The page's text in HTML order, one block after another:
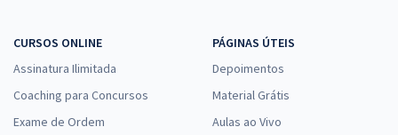
CURSOS ONLINE
Assinatura Ilimitada
Coaching para Concursos
Exame de Ordem
PÁGINAS ÚTEIS
Depoimentos
Material Grátis
Aulas ao Vivo